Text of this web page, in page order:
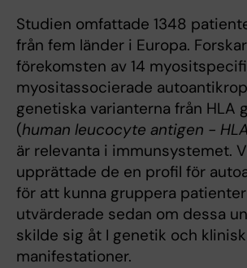
Studien omfattade 1348
från fem länder i Europa.
förekomsten av 14
myositassocierade
genetiska varianterna från HLA
(human leucocyte antigen - HLA
är relevanta i immunsystemet.
upprättade de en profil för
för att kunna gruppera
utvärderade sedan om dessa
skilde sig åt I genetik och
manifestationer.